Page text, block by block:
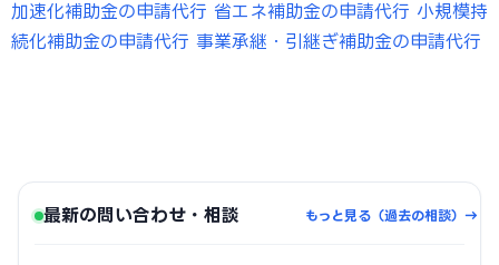
加速化補助金の申請代行 省エネ補助金の申請代行 小規模持
続化補助金の申請代行 事業承継・引継ぎ補助金の申請代行
最新の問い合わせ・相談 もっと見る（過去の相談）→